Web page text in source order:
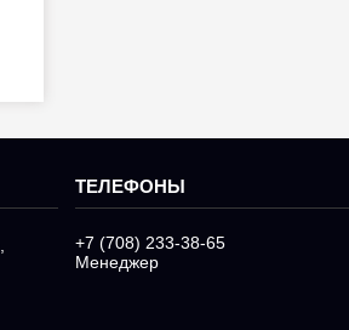
+7 (708) 233-38-65
Менеджер